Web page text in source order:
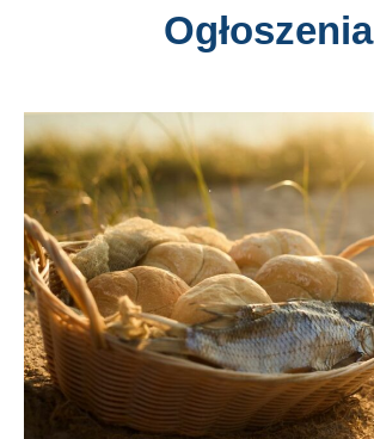
Ogłoszenia